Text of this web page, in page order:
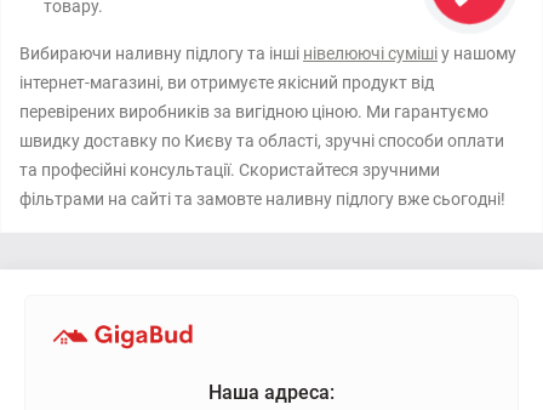
товару.
Вибираючи наливну підлогу та інші нівелюючі сумішіу нашому
інтернет-магазині, ви отримуєте якісний продукт від
перевірених виробників за вигідною ціною. Ми гарантуємо
швидку доставку по Києву та області, зручні способи оплати
та професійні консультації. Скористайтеся зручними
фільтрами на сайті та замовте наливну підлогу вже сьогодні!
Наша адреса: